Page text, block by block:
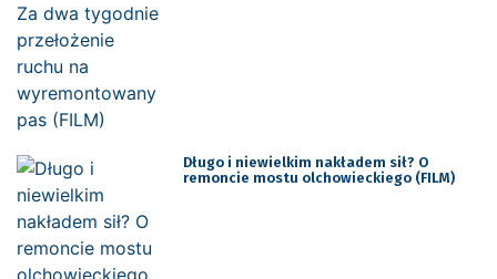
Długo i niewielkim nakładem sił? O
remoncie mostu olchowieckiego (FILM)